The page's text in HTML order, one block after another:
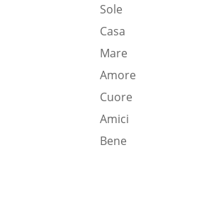
Sole
Casa
Mare
Amore
Cuore
Amici
Bene